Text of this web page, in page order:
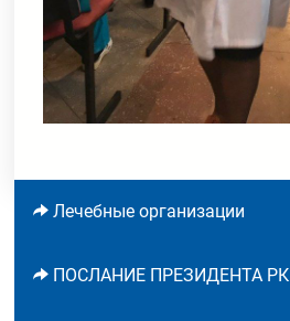
Лечебные организации
ПОСЛАНИЕ ПРЕЗИДЕНТА РК